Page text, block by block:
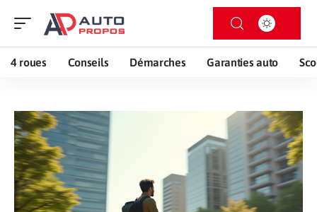
4 roues Conseils Démarches Garanties auto